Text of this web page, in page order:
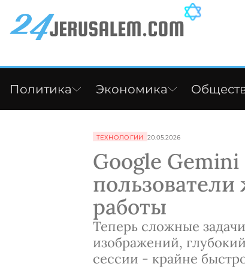
Политика Экономика
ТЕХНОЛОГИИ 20.05.2026
Google
работы
Теперь сложные
изображений,
сессии - крайне